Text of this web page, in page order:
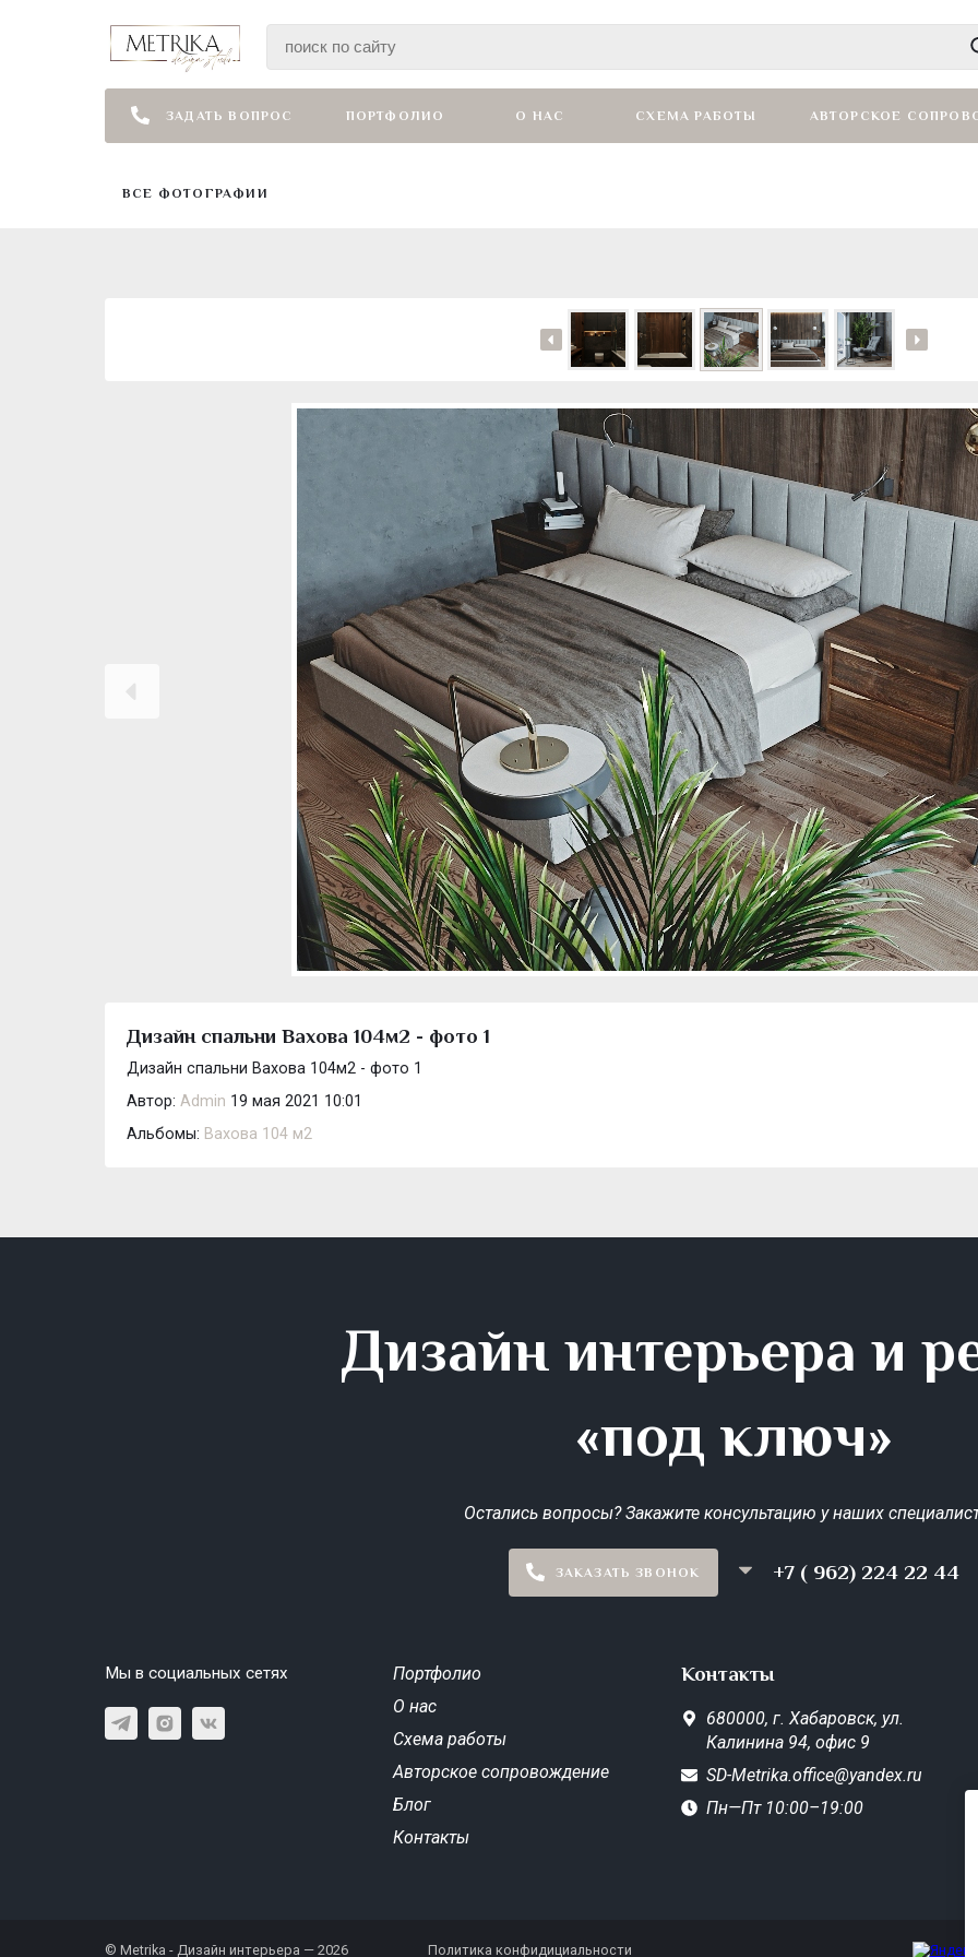
ЗАДАТЬ ВОПРОС ПОРТФОЛИО О НАС СХЕМА РАБОТЫ АВТОРСКОЕ
ВСЕ ФОТОГРАФИИ
Дизайн спальни Вахова 104м2 - фото 1
Дизайн спальни Вахова 104м2 - фото 1
Автор: Admin 19 мая 2021 10:01
Альбомы: Вахова 104 м2
Дизайн интерьера и
«под ключ»
Остались вопросы? Закажите консультацию у наших
ЗАКАЗАТЬ ЗВОНОК +7 ( 962) 224 22 44
Мы в социальных сетях
Портфолио
О нас
Схема работы
Авторское сопровождение
Блог
Контакты
Контакты
680000, г. Хабаровск, ул.
Калинина 94, офис 9
SD-Metrika.office@yandex.ru
Пн—Пт 10:00–19:00
© Metrika - Дизайн интерьера — 2026 Политика конфидициальности